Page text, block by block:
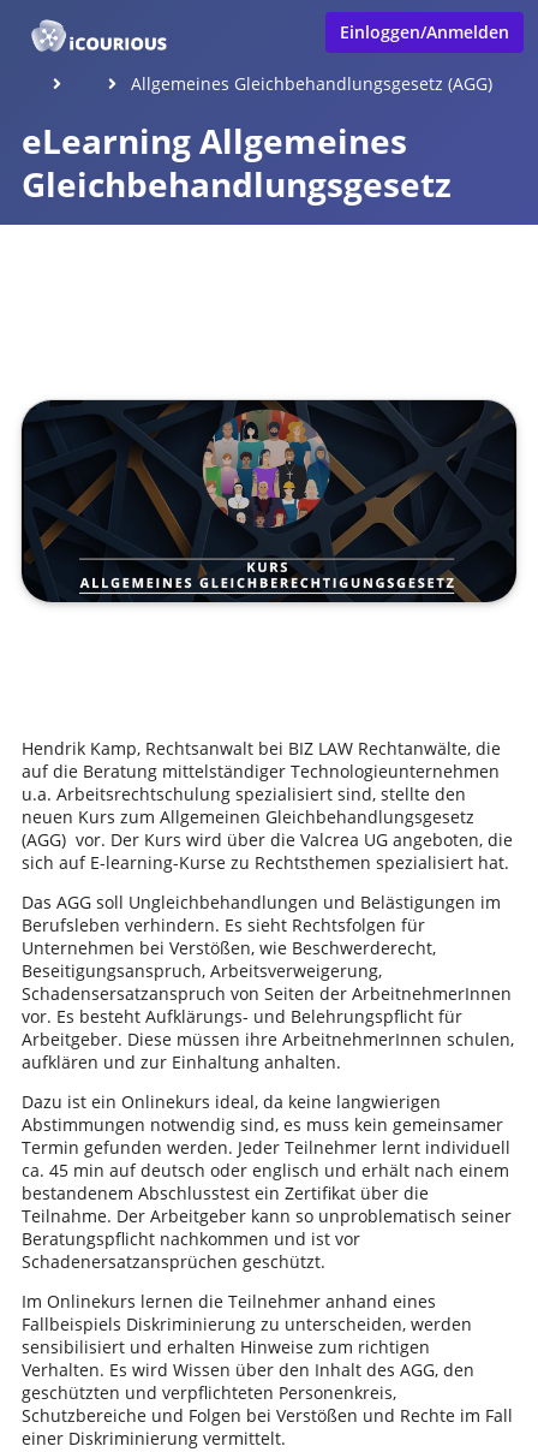
Einloggen/Anmelden
Allgemeines Gleichbehandlungsgesetz (AGG)
eLearning Allgemeines
Gleichbehandlungsgesetz
Hendrik Kamp, Rechtsanwalt bei BIZ LAW Rechtanwälte, die
auf die Beratung mittelständiger Technologieunternehmen
u.a. Arbeitsrechtschulung spezialisiert sind, stellte den
neuen Kurs zum Allgemeinen Gleichbehandlungsgesetz
(AGG) vor. Der Kurs wird über die Valcrea UG angeboten, die
sich auf E-learning-Kurse zu Rechtsthemen spezialisiert hat.
Das AGG soll Ungleichbehandlungen und Belästigungen im
Berufsleben verhindern. Es sieht Rechtsfolgen für
Unternehmen bei Verstößen, wie Beschwerderecht,
Beseitigungs­anspruch, Arbeitsverweigerung,
Schadensersatzanspruch von Seiten der Arbeitneh­merInnen
vor. Es besteht Aufklärungs- und Belehrungspflicht für
Arbeitgeber. Diese müssen ihre ArbeitnehmerInnen schulen,
aufklären und zur Einhaltung anhalten.
Dazu ist ein Onlinekurs ideal, da keine langwierigen
Abstimmungen notwendig sind, es muss kein gemeinsamer
Termin gefunden werden. Jeder Teilnehmer lernt individuell
ca. 45 min auf deutsch oder englisch und erhält nach einem
bestandenem Abschlusstest ein Zertifikat über die
Teilnahme. Der Arbeitgeber kann so unproblematisch seiner
Beratungspflicht nachkommen und ist vor
Schadenersatzansprüchen geschützt.
Im Onlinekurs lernen die Teilnehmer anhand eines
Fallbeispiels Diskriminierung zu unterscheiden, werden
sensibilisiert und erhalten Hinweise zum richtigen
Verhalten. Es wird Wissen über den Inhalt des AGG, den
geschützten und verpflichteten Personenkreis,
Schutzbereiche und Folgen bei Verstößen und Rechte im Fall
einer Diskriminierung vermittelt.